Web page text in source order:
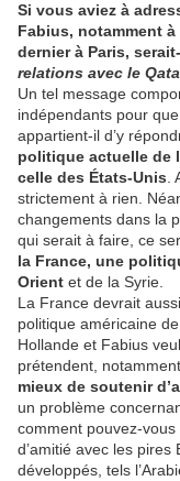
Si vous aviez à
Fabius, notamment
dernier à Paris,
relations avec le
Un tel message
indépendants pour
appartient-il d’y
politique actuelle de
celle des États-Unis
strictement à rien.
changements dans la
qui serait à faire, ce
la France, une
Orient et de la Syrie.
La France devrait
politique américaine
Hollande et Fabius
prétendent,
mieux de soutenir
un problème
comment pouvez-
d’amitié avec les
développés, tels